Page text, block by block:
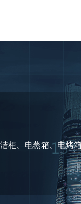
柜、电蒸箱、电烤